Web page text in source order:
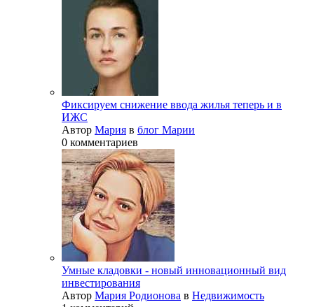
Фиксируем снижение ввода жилья теперь и в
ИЖС
Автор Мария в блог Марии
0 комментариев
Умные кладовки - новый инновационный вид
инвестирования
Автор Мария Родионова в Недвижимость